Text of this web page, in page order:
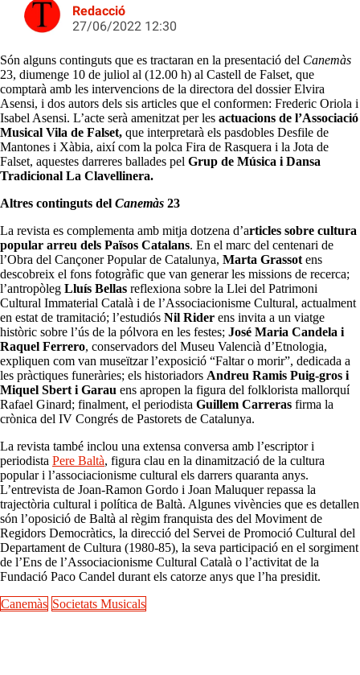
Redacció
27/06/2022 12:30
Són alguns continguts que es tractaran en la presentació del Canemàs
23, diumenge 10 de juliol al (12.00 h) al Castell de Falset, que
comptarà amb les intervencions de la directora del dossier Elvira
Asensi, i dos autors dels sis articles que el conformen: Frederic Oriola i
Isabel Asensi. L’acte serà amenitzat per les actuacions de l’Associació
Musical Vila de Falset, que interpretarà els pasdobles Desfile de
Mantones i Xàbia, així com la polca Fira de Rasquera i la Jota de
Falset, aquestes darreres ballades pel Grup de Música i Dansa
Tradicional La Clavellinera.
Altres continguts del Canemàs 23
La revista es complementa amb mitja dotzena d’articles sobre cultura
popular arreu dels Països Catalans. En el marc del centenari de
l’Obra del Cançoner Popular de Catalunya, Marta Grassotens
descobreix el fons fotogràfic que van generar les missions de recerca;
l’antropòleg Lluís Bellas reflexiona sobre la Llei del Patrimoni
Cultural Immaterial Català i de l’Associacionisme Cultural, actualment
en estat de tramitació; l’estudiós Nil Rider ens invita a un viatge
històric sobre l’ús de la pólvora en les festes; José Maria Candela i
Raquel Ferrero, conservadors del Museu Valencià d’Etnologia,
expliquen com van museïtzar l’exposició “Faltar o morir”, dedicada a
les pràctiques funeràries; els historiadors Andreu Ramis Puig-gros i
Miquel Sbert i Garau ens apropen la figura del folklorista mallorquí
Rafael Ginard; finalment, el periodista Guillem Carreras firma la
crònica del IV Congrés de Pastorets de Catalunya.
La revista també inclou una extensa conversa amb l’escriptor i
periodista Pere Baltà, figura clau en la dinamització de la cultura
popular i l’associacionisme cultural els darrers quaranta anys.
L’entrevista de Joan-Ramon Gordo i Joan Maluquer repassa la
trajectòria cultural i política de Baltà. Algunes vivències que es detallen
són l’oposició de Baltà al règim franquista des del Moviment de
Regidors Democràtics, la direcció del Servei de Promoció Cultural del
Departament de Cultura (1980-85), la seva participació en el sorgiment
de l’Ens de l’Associacionisme Cultural Català o l’activitat de la
Fundació Paco Candel durant els catorze anys que l’ha presidit.
Canemàs Societats Musicals